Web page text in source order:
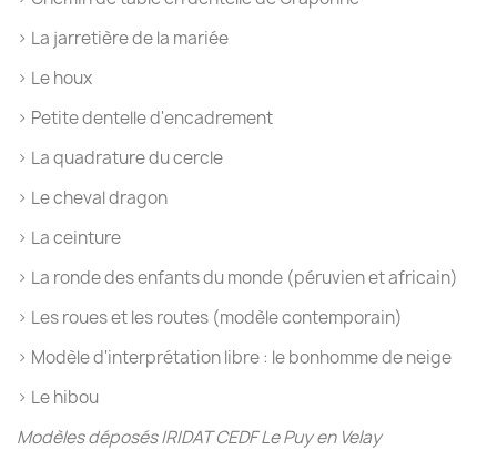
› La jarretière de la mariée
› Le houx
› Petite dentelle d'encadrement
› La quadrature du cercle
› Le cheval dragon
› La ceinture
› La ronde des enfants du monde (péruvien et africain)
› Les roues et les routes (modèle contemporain)
› Modèle d'interprétation libre : le bonhomme de neige
› Le hibou
Modèles déposés IRIDAT CEDF Le Puy en Velay